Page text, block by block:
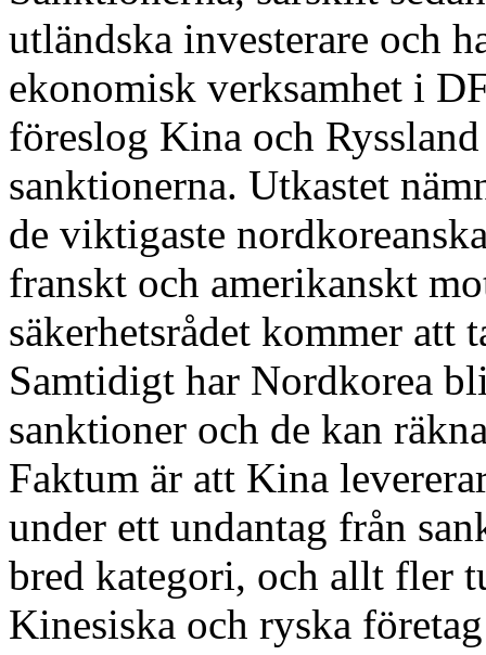
utländska investerare och
ekonomisk verksamhet i
föreslog Kina och
sanktionerna. Utkastet
de viktigaste
franskt och amerikanskt
säkerhetsrådet kommer
Samtidigt har Nordkorea
sanktioner och de kan
Faktum är att Kina
under ett undantag från
bred kategori, och allt fler
Kinesiska och ryska